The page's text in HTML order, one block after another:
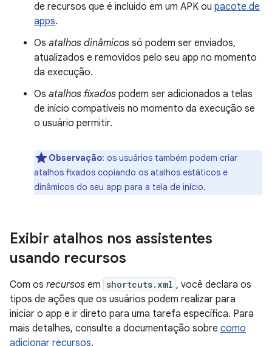
de recursos que é incluído em um APK ou pacote de
apps.
Os atalhos dinâmicos só podem ser enviados,
atualizados e removidos pelo seu app no momento
da execução.
Os atalhos fixados podem ser adicionados a telas
de início compatíveis no momento da execução se
o usuário permitir.
Observação: os usuários também podem criar
atalhos fixados copiando os atalhos estáticos e
dinâmicos do seu app para a tela de início.
Exibir atalhos nos assistentes
usando recursos
Com os recursos em shortcuts.xml , você declara os
tipos de ações que os usuários podem realizar para
iniciar o app e ir direto para uma tarefa específica. Para
mais detalhes, consulte a documentação sobre como
adicionar recursos.